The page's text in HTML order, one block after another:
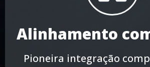
Alinhamento com
Pioneira integração